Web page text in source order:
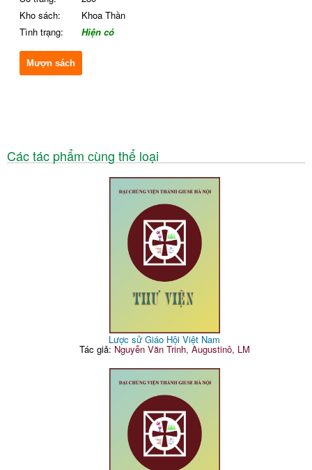
Kho sách:
Khoa Thần
Tình trạng:
Hiện có
Mượn sách
Các tác phẩm cùng thể loại
Lược sử Giáo Hội Việt Nam
Tác giả: Nguyễn Văn Trinh, Augustinô, LM